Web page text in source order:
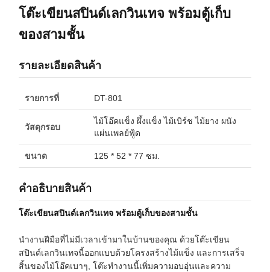
โต๊ะเขียนสปินด์เลกวินเทจ พร้อมตู้เก็บ
ของสามชั้น
รายละเอียดสินค้า
รายการที่ DT-801
วัสดุกรอบ
ไม้โอ๊คแข็ง ผึ้งแข็ง ไม้เบิร์ช ไม้ยาง ผนัง
แผ่นเพลย์ฟู้ด
ขนาด 125 * 52 * 77 ซม.
คําอธิบายสินค้า
โต๊ะเขียนสปินด์เลกวินเทจ พร้อมตู้เก็บของสามชั้น
นํางานฝีมือที่ไม่มีเวลาเข้ามาในบ้านของคุณ ด้วยโต๊ะเขียน
สปินด์เลกวินเทจนี้ออกแบบด้วยโครงสร้างไม้แข็ง และการเสร็จ
สิ้นของไม้โอ๊คเบาๆ, โต๊ะทํางานนี้เพิ่มความอบอุ่นและความ